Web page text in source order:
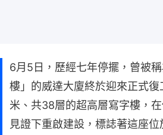
6月5日，歷經七年停擺，曾被
樓」的威達大廈終於迎來正式復
米、共38層的超高層寫字樓，
見證下重啟建設，標誌著這座